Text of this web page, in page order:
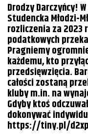
Drodzy Darczyńcy!
Studencka Młodzi-
rozliczenia za 2023
podatkowych
Pragniemy
każdemu, kto
przedsięwzięcia.
całości zostaną
kluby m.in. na
Gdyby ktoś
dokonywać
https://tiny.pl/